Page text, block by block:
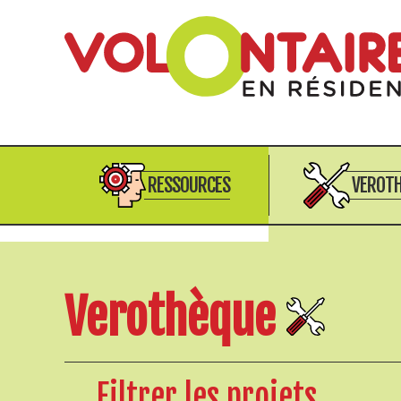
RESSOURCES
Verothèque